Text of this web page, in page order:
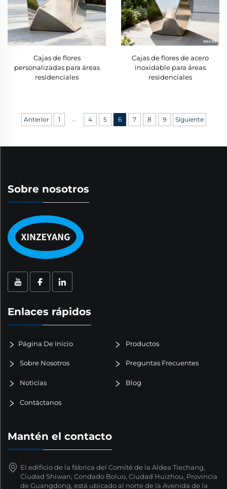
Cajas de flores
personalizadas para áreas
residenciales
Cajas de flores de acero
inoxidable para áreas
residenciales
Anterior 1 ... 4 5 6 7 8 9 Siguiente
Sobre nosotros
Enlaces rápidos
Página De Inicio Productos
Sobre Nosotros Preguntas Frecuentes
Noticias Blog
Contáctanos
Mantén el contacto
El edificio de la fábrica del Comité de la Aldea Tiechang,
Ciudad Shiwan, Condado Boluo, Ciudad Huizhou, Provincia
de Guangdong, está ubicado al norte de la Avenida de la